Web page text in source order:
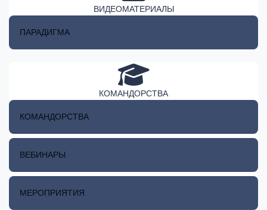
ВИДЕОМАТЕРИАЛЫ
ПАРАДИГМА
КОМАНДОРСТВА
КОМАНДОРСТВА
ВЕБИНАРЫ
МЕРОПРИЯТИЯ